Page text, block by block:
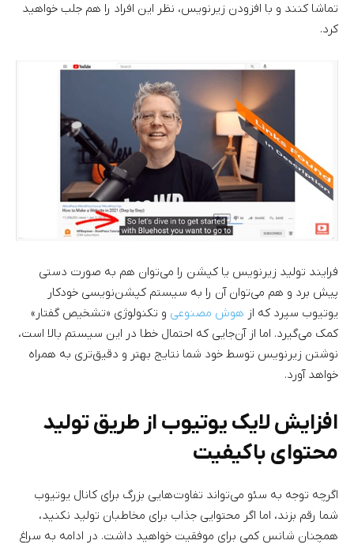
تماشا کنند و با افزودن زیرنویس، نظر این افراد را هم جلب خواهید
کرد.
فرایند تولید زیرنویس یا کپشن را می‌توان هم به صورت دستی
پیش برد و هم می‌توان آن را به سیستم کپشن‌نویسی خودکار
یوتیوب سپرد که از هوش مصنوعی و تکنولوژی «تشخیص گفتار»
کمک می‌گیرد. اما از آن‌جایی که احتمال خطا در این سیستم بالا است،
نوشتن زیرنویس توسط خود شما نتایج بهتر و دقیق‌تری به همراه
خواهد آورد.
افزایش لایک یوتیوب از طریق تولید
محتوای باکیفیت
اگرچه توجه به سئو می‌تواند تفاوت‌هایی بزرگ برای کانال یوتیوب
شما رقم بزند، اما اگر محتوایی جذاب برای مخاطبان تولید نکنید،
همچنان شانس کمی برای موفقیت خواهید داشت. در ادامه به سراغ